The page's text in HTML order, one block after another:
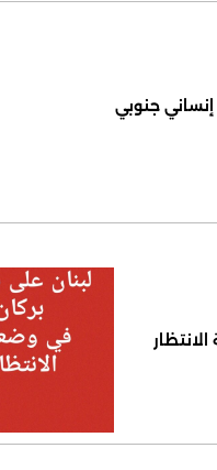
جنوبي